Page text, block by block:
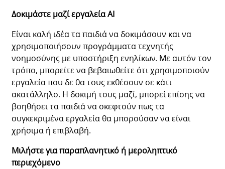
Δοκιμάστε μαζί εργαλείαAI
Είναι καλή ιδέα τα παιδιά να δοκιμάσουν και να
χρησιμοποιήσουν προγράμματα τεχνητής
νοημοσύνης με υποστήριξη ενηλίκων. Με αυτόν τον
τρόπο, μπορείτε να βεβαιωθείτε ότι χρησιμοποιούν
εργαλεία που δε θα τους εκθέσουν σε κάτι
ακατάλληλο. Η δοκιμή τους μαζί, μπορεί επίσης να
βοηθήσει τα παιδιά να σκεφτούν πως τα
συγκεκριμένα εργαλεία θα μπορούσαν να είναι
χρήσιμα ή επιβλαβή.
Μιλήστε για παραπλανητικό ή μεροληπτικό
περιεχόμενο